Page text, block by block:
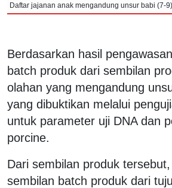
Daftar jajanan anak mengandung unsur babi (7-
Berdasarkan hasil
batch produk dari sembilan
olahan yang mengandung
yang dibuktikan melalui
untuk parameter uji DNA dan
porcine.
Dari sembilan produk
sembilan batch produk dari